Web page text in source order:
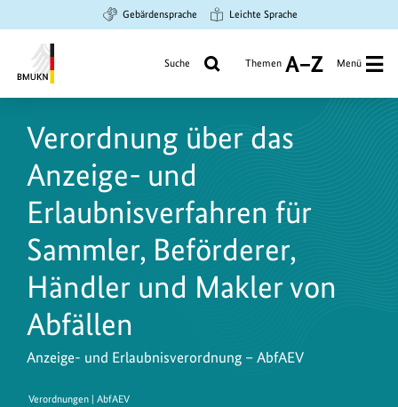
Hauptinhalt
springen
Suche
springen
Hauptnavigation
springen
Gebärdensprache Leichte Sprache
Umwelt,
Naturschutz
und
nukleare
Sicherheit
Suche Themen
A
Z
Menü
Verordnung über das
Anzeige- und
Erlaubnisverfahren für
Sammler, Beförderer,
Händler und Makler von
Abfällen
Anzeige- und Erlaubnisverordnung – AbfAEV
Verordnungen | AbfAEV